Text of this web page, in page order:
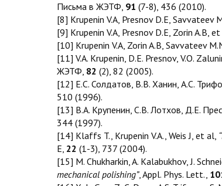
Письма в ЖЭТФ, 91 (7-8), 436 (2010).
[8] Krupenin V.A, Presnov D.E, Savvateev
[9] Krupenin V.A, Presnov D.E, Zorin A.B,
[10] Krupenin V.A, Zorin A.B, Savvateev
[11] V.A. Krupenin, D.E. Presnov, V.O.
ЖЭТФ, 82 (2), 82 (2005).
[12] Е.С. Солдатов, В.В. Ханин, А.С.
510 (1996).
[13] В.А. Крупенин, С.В. Лотхов, Д.Е.
344 (1997).
[14] Klaffs T., Krupenin V.A., Weis J, et al,
E, 22 (1-3), 737 (2004).
[15] M. Chukharkin, A. Kalabukhov, J.
mechanical polishing”, Appl. Phys. Lett.,